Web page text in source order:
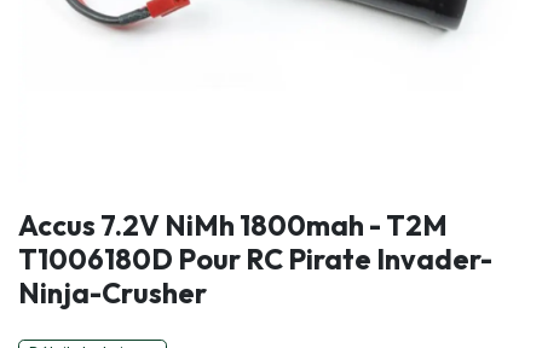
Accus 7.2V NiMh 1800mah - T2M
T1006180D Pour RC Pirate Invader-
Ninja-Crusher